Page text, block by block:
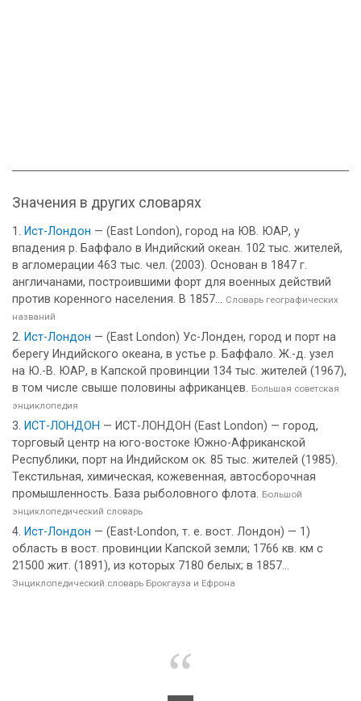
Значения в других словарях
Ист-Лондон — (East London), город на ЮВ. ЮАР, у
впадения р. Баффало в Индийский океан. 102 тыс. жителей,
в агломерации 463 тыс. чел. (2003). Основан в 1847 г.
англичанами, построившими форт для военных действий
против коренного населения. В 1857... Словарь географических
названий
Ист-Лондон — (East London) Ус-Лонден, город и порт на
берегу Индийского океана, в устье р. Баффало. Ж.-д. узел
на Ю.-В. ЮАР, в Капской провинции 134 тыс. жителей (1967),
в том числе свыше половины африканцев. Большая советская
энциклопедия
ИСТ-ЛОНДОН — ИСТ-ЛОНДОН (East London) — город,
торговый центр на юго-востоке Южно-Африканской
Республики, порт на Индийском ок. 85 тыс. жителей (1985).
Текстильная, химическая, кожевенная, автосборочная
промышленность. База рыболовного флота. Большой
энциклопедический словарь
Ист-Лондон — (East-London, т. е. вост. Лондон) — 1)
область в вост. провинции Капской земли; 1766 кв. км с
21500 жит. (1891), из которых 7180 белых; в 1857...
Энциклопедический словарь Брокгауза и Ефрона